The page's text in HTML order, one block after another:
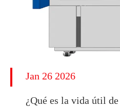
Jan 26 2026
¿Qué es la vida útil